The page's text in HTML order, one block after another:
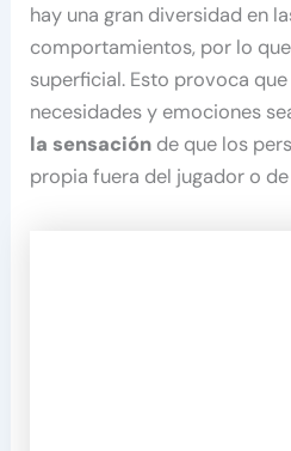
hay una gran diversidad en
comportamientos, por lo
superficial. Esto provoca
necesidades y emociones
la sensación de que los
propia fuera del jugador o